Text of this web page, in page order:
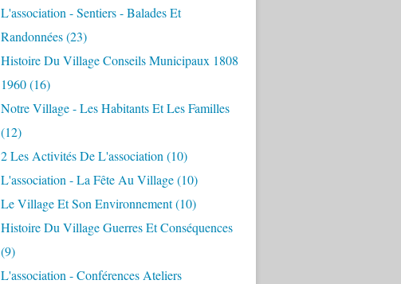
L'association - Sentiers - Balades Et
Randonnées(23)
Histoire Du Village Conseils Municipaux 1808
1960(16)
Notre Village - Les Habitants Et Les Familles
(12)
2 Les Activités De L'association (10)
L'association - La Fête Au Village(10)
Le Village Et Son Environnement(10)
Histoire Du Village Guerres Et Conséquences
(9)
L'association - Conférences Ateliers